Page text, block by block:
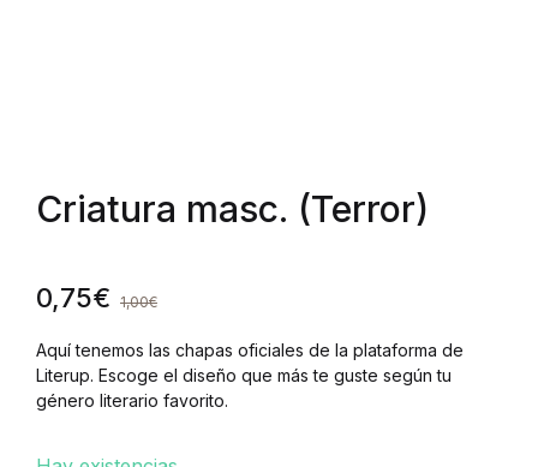
Criatura masc. (Terror)
0,75€ 1,00€
Aquí tenemos las chapas oficiales de la plataforma de
Literup. Escoge el diseño que más te guste según tu
género literario favorito.